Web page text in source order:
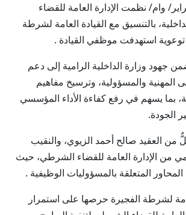
في 18 فبراير/ وام/ نظمت الإدارة العامة للقضاء
بالتنسيق مع القيادة العامة لشرطة
استهدفت موظفي القيادة .
جهود وزارة الداخلية الرامية إلى دعم
المهنية والمسؤولية، وترسيخ مفاهيم
بما يسهم في رفع كفاءة الأداء المؤسسي
الجودة.
العقيد صالح أحمد الزيوي، والنقيب
من الإدارة العامة للقضاء الشرطي، حيث
المتعلقة بالمسؤوليات الوظيفية .
لشرطة الفجيرة حرصها على استمرار